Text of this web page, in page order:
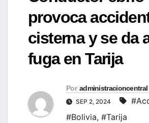
provoca
cisterna y se da
fuga en Tarija
Por administracioncentral
SEP 2, 2024
#Bolivia, #Tarija